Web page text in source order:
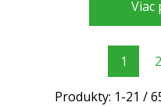
Viac
1 2
Produkty: 1-21 /